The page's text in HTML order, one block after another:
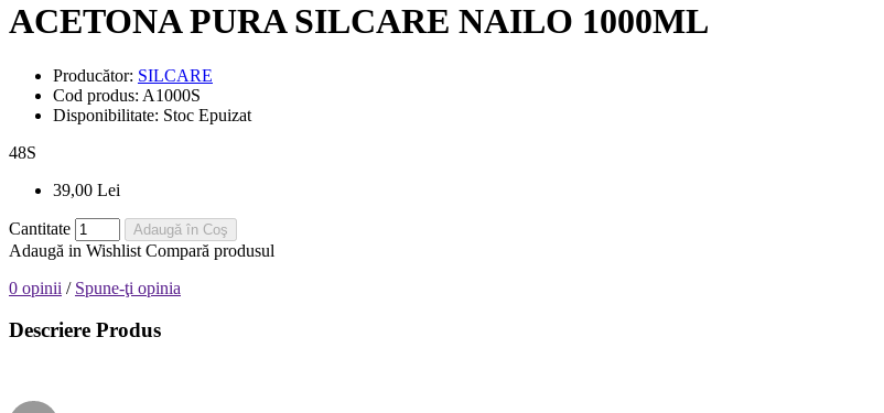
ACETONA PURA SILCARE NAILO 1000ML
Producător: SILCARE
Cod produs: A1000S
Disponibilitate: Stoc Epuizat
48S
39,00 Lei
Cantitate Adaugă în Coş
Adaugă in Wishlist Compară produsul
0 opinii / Spune-ţi opinia
Descriere Produs